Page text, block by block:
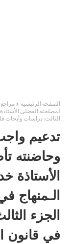
الصفحة الرئيسية مراجع
لمصلحته الفضلى
الثالث: دراسات وأبحاث
تدعيم
وحاضنته
الأستاذة
الـمنهاج
الجزء
في قانون